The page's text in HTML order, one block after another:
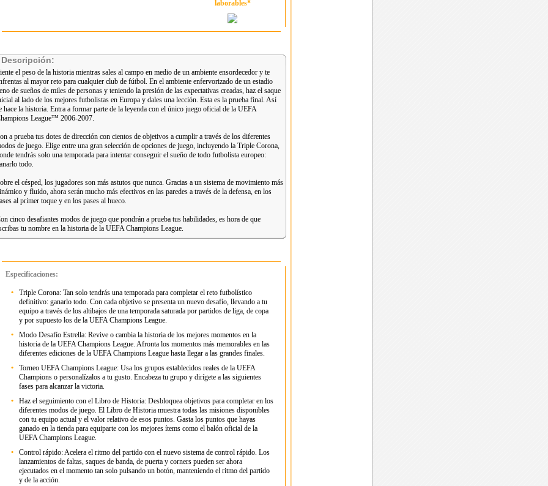
laborables*
el peso de la historia mientras sales al campo en medio de un ambiente ensordecedor y te
al mayor reto para cualquier club de fútbol. En el ambiente enfervorizado de un estadio
de sueños de miles de personas y teniendo la presión de las expectativas creadas, haz el saque
al lado de los mejores futbolistas en Europa y dales una lección. Esta es la prueba final. Así
hace la historia. Entra a formar parte de la leyenda con el único juego oficial de la UEFA
League™ 2006-2007.
a prueba tus dotes de dirección con cientos de objetivos a cumplir a través de los diferentes
de juego. Elige entre una gran selección de opciones de juego, incluyendo la Triple Corona,
tendrás solo una temporada para intentar conseguir el sueño de todo futbolista europeo:
todo.
el césped, los jugadores son más astutos que nunca. Gracias a un sistema de movimiento más
y fluido, ahora serán mucho más efectivos en las paredes a través de la defensa, en los
al primer toque y en los pases al hueco.
cinco desafiantes modos de juego que pondrán a prueba tus habilidades, es hora de que
tu nombre en la historia de la UEFA Champions League.
Especificaciones:
•
Triple Corona: Tan solo tendrás una temporada para completar el reto futbolístico
definitivo: ganarlo todo. Con cada objetivo se presenta un nuevo desafío, llevando a tu
equipo a través de los altibajos de una temporada saturada por partidos de liga, de copa
y por supuesto los de la UEFA Champions League.
•
Modo Desafío Estrella: Revive o cambia la historia de los mejores momentos en la
historia de la UEFA Champions League. Afronta los momentos más memorables en las
diferentes ediciones de la UEFA Champions League hasta llegar a las grandes finales.
•
Torneo UEFA Champions League: Usa los grupos establecidos reales de la UEFA
Champions o personalízalos a tu gusto. Encabeza tu grupo y dirígete a las siguientes
fases para alcanzar la victoria.
•
Haz el seguimiento con el Libro de Historia: Desbloquea objetivos para completar en los
diferentes modos de juego. El Libro de Historia muestra todas las misiones disponibles
con tu equipo actual y el valor relativo de esos puntos. Gasta los puntos que hayas
ganado en la tienda para equiparte con los mejores ítems como el balón oficial de la
UEFA Champions League.
•
Control rápido: Acelera el ritmo del partido con el nuevo sistema de control rápido. Los
lanzamientos de faltas, saques de banda, de puerta y corners pueden ser ahora
ejecutados en el momento tan solo pulsando un botón, manteniendo el ritmo del partido
y de la acción.